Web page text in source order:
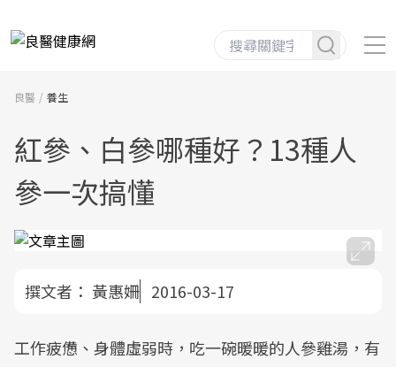
良醫 養生
紅參、白參哪種好？13種人
參一次搞懂
撰文者： 黃惠姍 2016-03-17
工作疲憊、身體虛弱時，吃一碗暖暖的人參雞湯，有